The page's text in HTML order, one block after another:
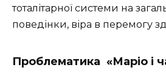
тоталітарної системи на
поведінки, віра в перемогу
Проблематика «Маріо і